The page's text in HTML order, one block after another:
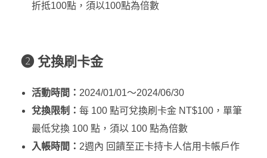
折抵100點，須以100點為倍數
❷ 兌換刷卡金
活動時間： 2024/01/01～2024/06/30
兌換限制： 每 100 點可兌換刷卡金 NT$100，單筆
最低兌換 100 點，須以 100 點為倍數
入帳時間： 2週內 回饋至正卡持卡人信用卡帳戶作